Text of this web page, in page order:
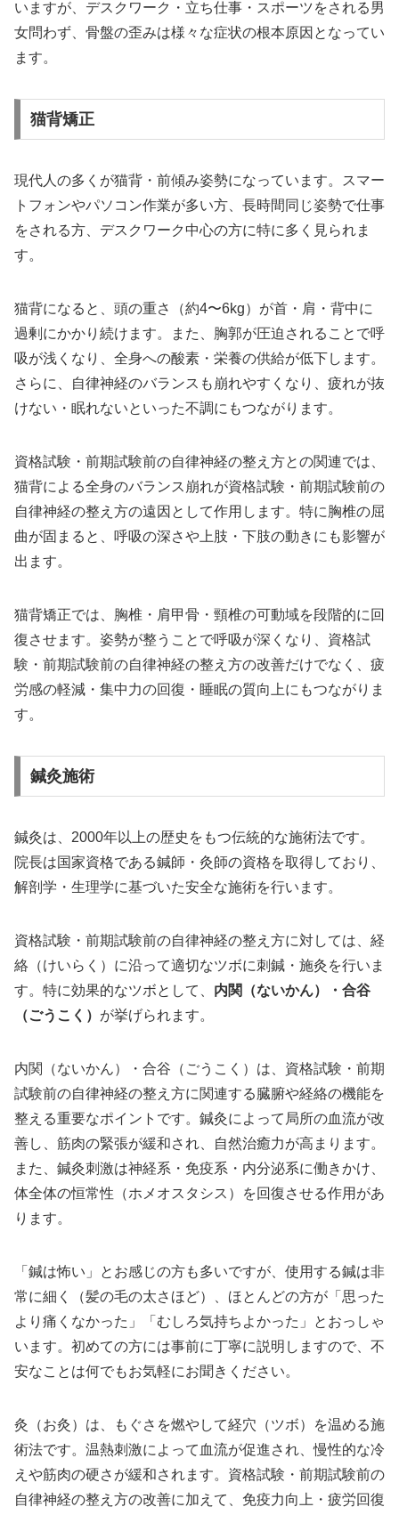
いますが、デスクワーク・立ち仕事・スポーツをされる男
女問わず、骨盤の歪みは様々な症状の根本原因となってい
ます。
猫背矯正
現代人の多くが猫背・前傾み姿勢になっています。スマー
トフォンやパソコン作業が多い方、長時間同じ姿勢で仕事
をされる方、デスクワーク中心の方に特に多く見られま
す。
猫背になると、頭の重さ（約4〜6kg）が首・肩・背中に
過剰にかかり続けます。また、胸郭が圧迫されることで呼
吸が浅くなり、全身への酸素・栄養の供給が低下します。
さらに、自律神経のバランスも崩れやすくなり、疲れが抜
けない・眠れないといった不調にもつながります。
資格試験・前期試験前の自律神経の整え方との関連では、
猫背による全身のバランス崩れが資格試験・前期試験前の
自律神経の整え方の遠因として作用します。特に胸椎の屈
曲が固まると、呼吸の深さや上肢・下肢の動きにも影響が
出ます。
猫背矯正では、胸椎・肩甲骨・頸椎の可動域を段階的に回
復させます。姿勢が整うことで呼吸が深くなり、資格試
験・前期試験前の自律神経の整え方の改善だけでなく、疲
労感の軽減・集中力の回復・睡眠の質向上にもつながりま
す。
鍼灸施術
鍼灸は、2000年以上の歴史をもつ伝統的な施術法です。
院長は国家資格である鍼師・灸師の資格を取得しており、
解剖学・生理学に基づいた安全な施術を行います。
資格試験・前期試験前の自律神経の整え方に対しては、経
絡（けいらく）に沿って適切なツボに刺鍼・施灸を行いま
す。特に効果的なツボとして、 内関（ないかん）・合谷
（ごうこく） が挙げられます。
内関（ないかん）・合谷（ごうこく）は、資格試験・前期
試験前の自律神経の整え方に関連する臓腑や経絡の機能を
整える重要なポイントです。鍼灸によって局所の血流が改
善し、筋肉の緊張が緩和され、自然治癒力が高まります。
また、鍼灸刺激は神経系・免疫系・内分泌系に働きかけ、
体全体の恒常性（ホメオスタシス）を回復させる作用があ
ります。
「鍼は怖い」とお感じの方も多いですが、使用する鍼は非
常に細く（髪の毛の太さほど）、ほとんどの方が「思った
より痛くなかった」「むしろ気持ちよかった」とおっしゃ
います。初めての方には事前に丁寧に説明しますので、不
安なことは何でもお気軽にお聞きください。
灸（お灸）は、もぐさを燃やして経穴（ツボ）を温める施
術法です。温熱刺激によって血流が促進され、慢性的な冷
えや筋肉の硬さが緩和されます。資格試験・前期試験前の
自律神経の整え方の改善に加えて、免疫力向上・疲労回復